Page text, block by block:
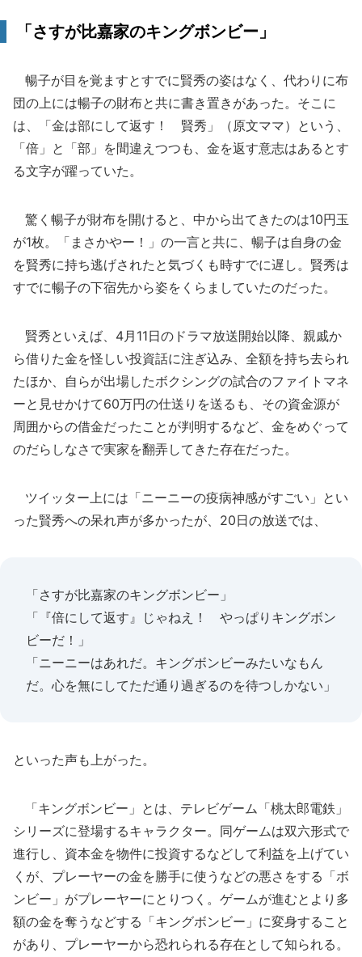
「さすが比嘉家のキングボンビー」
暢子が目を覚ますとすでに賢秀の姿はなく、代わりに布
団の上には暢子の財布と共に書き置きがあった。そこに
は、「金は部にして返す！ 賢秀」（原文ママ）という、
「倍」と「部」を間違えつつも、金を返す意志はあるとす
る文字が躍っていた。
驚く暢子が財布を開けると、中から出てきたのは10円玉
が1枚。「まさかやー！」の一言と共に、暢子は自身の金
を賢秀に持ち逃げされたと気づくも時すでに遅し。賢秀は
すでに暢子の下宿先から姿をくらましていたのだった。
賢秀といえば、4月11日のドラマ放送開始以降、親戚か
ら借りた金を怪しい投資話に注ぎ込み、全額を持ち去られ
たほか、自らが出場したボクシングの試合のファイトマネ
ーと見せかけて60万円の仕送りを送るも、その資金源が
周囲からの借金だったことが判明するなど、金をめぐって
のだらしなさで実家を翻弄してきた存在だった。
ツイッター上には「ニーニーの疫病神感がすごい」とい
った賢秀への呆れ声が多かったが、20日の放送では、
「さすが比嘉家のキングボンビー」
「『倍にして返す』じゃねえ！ やっぱりキングボン
ビーだ！」
「ニーニーはあれだ。キングボンビーみたいなもん
だ。心を無にしてただ通り過ぎるのを待つしかない」
といった声も上がった。
「キングボンビー」とは、テレビゲーム「桃太郎電鉄」
シリーズに登場するキャラクター。同ゲームは双六形式で
進行し、資本金を物件に投資するなどして利益を上げてい
くが、プレーヤーの金を勝手に使うなどの悪さをする「ボ
ンビー」がプレーヤーにとりつく。ゲームが進むとより多
額の金を奪うなどする「キングボンビー」に変身すること
があり、プレーヤーから恐れられる存在として知られる。